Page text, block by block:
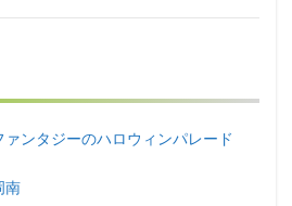
ァンタジーのハロウィンパレード
南